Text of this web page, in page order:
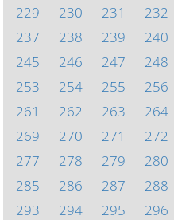
229
230 231 232
237
238 239 240
245
246 247 248
253
254 255 256
261
262 263 264
269
270 271 272
277
278 279 280
285
286 287 288
293
294 295 296